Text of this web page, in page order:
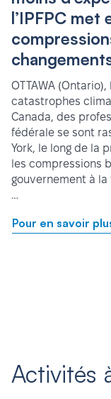
l’IPFPC
OTTAWA
catastrophes
Canada, des
fédérale se sont
York, le long de la
les compressions
gouvernement à
…
Pour en savoir
Activités